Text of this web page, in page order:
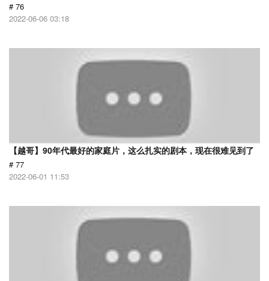
# 76
2022-06-06 03:18
【越哥】90年代最好的家庭片，这么扎实的剧本，现在很难见到了
# 77
2022-06-01 11:53